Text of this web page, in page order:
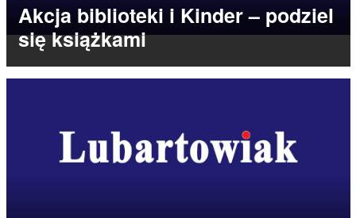
Akcja biblioteki i Kinder – podziel
się książkami